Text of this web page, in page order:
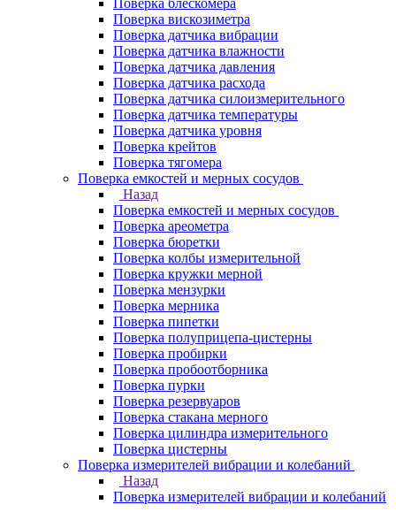
Поверка блескомера
Поверка вискозиметра
Поверка датчика вибрации
Поверка датчика влажности
Поверка датчика давления
Поверка датчика расхода
Поверка датчика силоизмерительного
Поверка датчика температуры
Поверка датчика уровня
Поверка крейтов
Поверка тягомера
Поверка емкостей и мерных сосудов
Назад
Поверка емкостей и мерных сосудов
Поверка ареометра
Поверка бюретки
Поверка колбы измерительной
Поверка кружки мерной
Поверка мензурки
Поверка мерника
Поверка пипетки
Поверка полуприцепа-цистерны
Поверка пробирки
Поверка пробоотборника
Поверка пурки
Поверка резервуаров
Поверка стакана мерного
Поверка цилиндра измерительного
Поверка цистерны
Поверка измерителей вибрации и колебаний
Назад
Поверка измерителей вибрации и колебаний